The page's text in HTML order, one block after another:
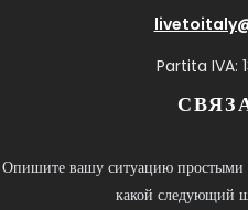
Partita IVA:
Опишите вашу ситуацию простыми
какой следующий